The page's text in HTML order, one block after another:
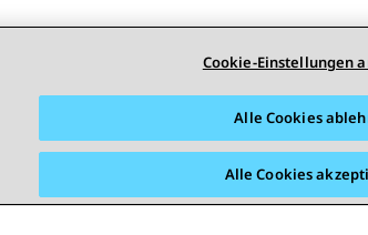
Cookie-Einstellungen
Alle Cookies
Alle Cookies